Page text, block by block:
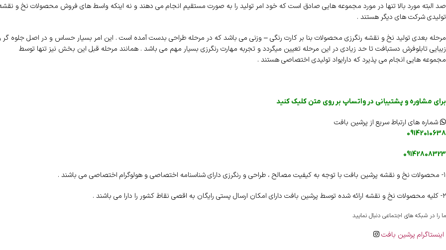
صد البته مورد بالا تنها در مورد مجموعه هایی صادق است که خود امر تولید را به صورت مستقیم انجام می دهند و نه اینکه واسط های فروش محصولات نخ و
تولیدی شرکت های دیگر هستند .
مرحله بعدی تولید نخ و نقشه رنگرزی محصولات بنا بر کارت رنگی – وزنی می باشد که در مرحله طراحی بدست آمده است . این امر بسیار حساس و در اصل جلوه گر
زیبایی تابلوفرش دستبافت تا حد زیادی در این مرحله تعیین میگردد و تجربه مهارت رنگرزی بسیار مهم می باشد . همانند مرحله قبل این بخش نیز تنها توسط
مجموعه هایی انجام می پذیرد که دارایواد تولیدی اختصاصی هستند .
برای مشاوره و پشتیبانی در واتساپ بر روی متن کلیک کنید
شماره های ارتباط سریع از پرشین بافت
09142010638
09142808323
۱- محصولات نخ و نقشه پرشین بافت با توجه به کیفیت مصالح ، طراحی و رنگرزی دارای شناسنامه اختصاصی و هولوگرام اختصاصی می باشند .
۲- کلیه محصولات نخ و نقشه ارائه شده توسط پرشین بافت دارای امکان ارسال پستی رایگان به اقصی نقاط کشور را دارا می باشند .
ما را در شبکه های اجتماعی دنبال نمایید
اینستاگرام پرشین بافت